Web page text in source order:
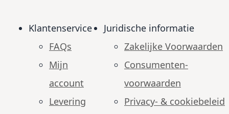
Klantenservice
FAQs
Mijn
account
Levering
Juridische informatie
Zakelijke Voorwaarden
Consumenten­
voorwaarden
Privacy- & cookiebeleid